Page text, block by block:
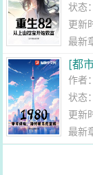
状态
更新
最新
[都
作者：
状态
更新
最新